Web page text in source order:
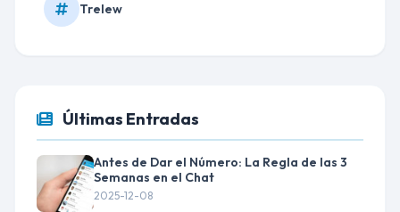
Trelew
Últimas Entradas
Antes de Dar el Número: La Regla de las 3
Semanas en el Chat
2025-12-08